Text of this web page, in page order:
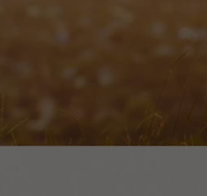
Apoio ao cliente no Estrangeiro